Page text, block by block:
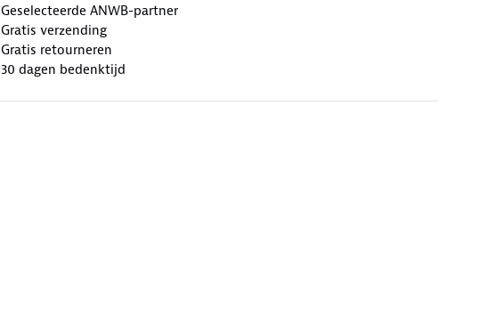
Geselecteerde ANWB-partner
Gratis verzending
Gratis retourneren
30 dagen bedenktijd